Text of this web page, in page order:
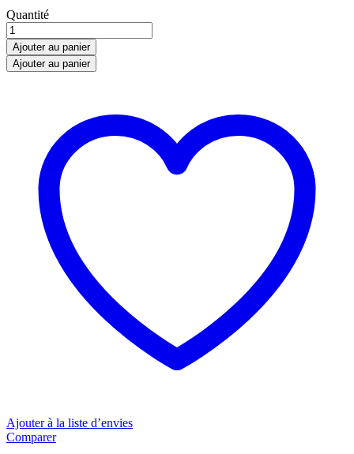
Canapé
à
3
places
Gris
microfibre
quantity
Quantité
Ajouter au panier
Ajouter au panier
Ajouter à la liste d’envies
Comparer